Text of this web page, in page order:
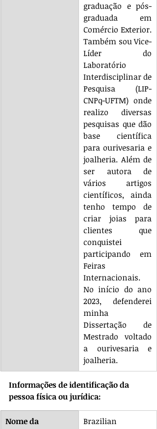
graduação e pós-
graduada em
Comércio Exterior.
Também sou Vice-
Líder do
Laboratório
Interdisciplinar de
Pesquisa (LIP-
CNPq-UFTM) onde
realizo diversas
pesquisas que dão
base científica
para ourivesaria e
joalheria. Além de
ser autora de
vários artigos
científicos, ainda
tenho tempo de
criar joias para
clientes que
conquistei
participando em
Feiras
Internacionais.
No início do ano
2023, defenderei
minha
Dissertação de
Mestrado voltado
a ourivesaria e
joalheria.
Informações de identificação da
pessoa física ou jurídica:
Nome da
Brazilian